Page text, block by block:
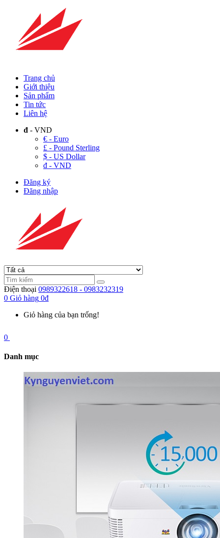
Trang chủ
Giới thiệu
Sản phẩm
Tin tức
Liên hệ
đ - VND
€ - Euro
£ - Pound Sterling
$ - US Dollar
đ - VND
Đăng ký
Đăng nhập
Điện thoại 0989322618 - 0983232319
0 Giỏ hàng 0đ
Giỏ hàng của bạn trống!
0
Danh mục